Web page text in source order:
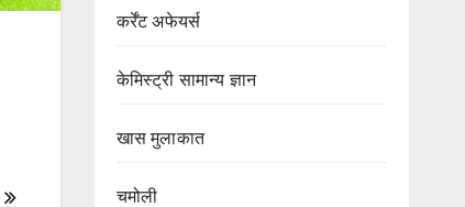
कर्रेंट अफेयर्स
केमिस्ट्री सामान्य ज्ञान
खास मुलाकात
चमोली